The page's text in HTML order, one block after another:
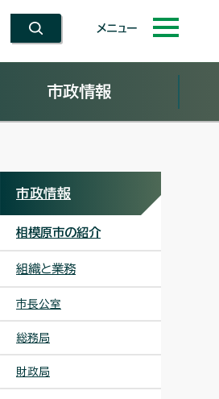
メニュー
市政情報
市政情報
相模原市の紹介
組織と業務
市長公室
総務局
財政局